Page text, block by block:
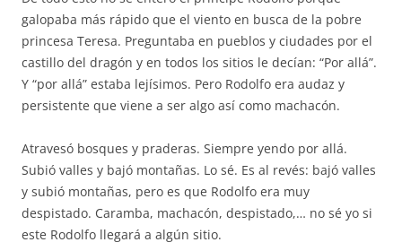
galopaba más rápido que el viento en busca de la pobre
princesa Teresa. Preguntaba en pueblos y ciudades por el
castillo del dragón y en todos los sitios le decían: “Por allá”.
Y “por allá” estaba lejísimos. Pero Rodolfo era audaz y
persistente que viene a ser algo así como machacón.
Atravesó bosques y praderas. Siempre yendo por allá.
Subió valles y bajó montañas. Lo sé. Es al revés: bajó valles
y subió montañas, pero es que Rodolfo era muy
despistado. Caramba, machacón, despistado,… no sé yo si
este Rodolfo llegará a algún sitio.